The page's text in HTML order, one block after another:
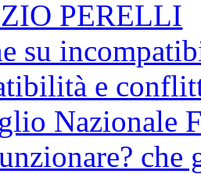
PERELLI
su
e
Nazionale
che